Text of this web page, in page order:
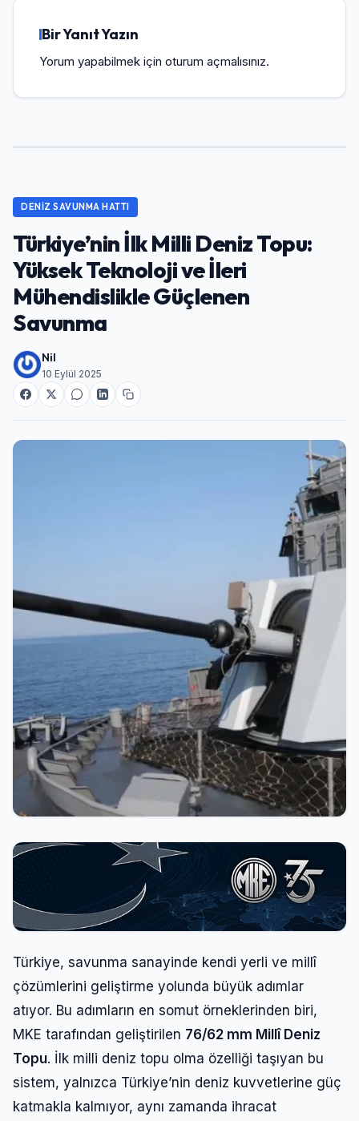
Bir Yanıt Yazın
Yorum yapabilmek için oturum açmalısınız.
DENIZ SAVUNMA HATTI
Türkiye’nin İlk Milli Deniz Topu:
Yüksek Teknoloji ve İleri
Mühendislikle Güçlenen
Savunma
Nil
10 Eylül 2025
Türkiye, savunma sanayinde kendi yerli ve millî
çözümlerini geliştirme yolunda büyük adımlar
atıyor. Bu adımların en somut örneklerinden biri,
MKE tarafından geliştirilen 76/62 mm Millî Deniz
Topu. İlk milli deniz topu olma özelliği taşıyan bu
sistem, yalnızca Türkiye’nin deniz kuvvetlerine güç
katmakla kalmıyor, aynı zamanda ihracat